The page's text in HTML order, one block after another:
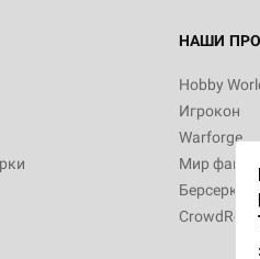
НАШИ
Hobby
Игрокон
Warforge
Мир
Берсерк
World Ужас